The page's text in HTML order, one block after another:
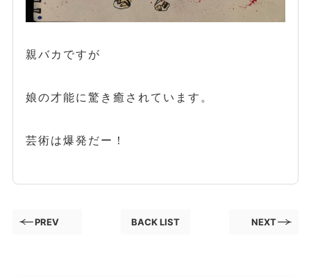
親バカですが
娘の才能に驚き癒されています。
芸術は爆発だー！
PREV BACK LIST NEXT